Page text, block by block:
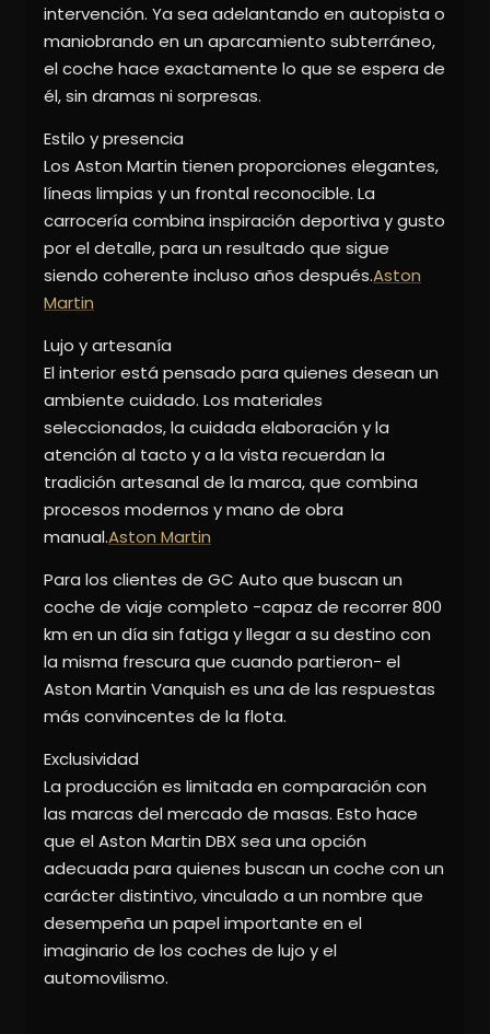
intervención. Ya sea adelantando en autopista o
maniobrando en un aparcamiento subterráneo,
el coche hace exactamente lo que se espera de
él, sin dramas ni sorpresas.
Estilo y presencia
Los Aston Martin tienen proporciones elegantes,
líneas limpias y un frontal reconocible. La
carrocería combina inspiración deportiva y gusto
por el detalle, para un resultado que sigue
siendo coherente incluso años después.Aston
Martin
Lujo y artesanía
El interior está pensado para quienes desean un
ambiente cuidado. Los materiales
seleccionados, la cuidada elaboración y la
atención al tacto y a la vista recuerdan la
tradición artesanal de la marca, que combina
procesos modernos y mano de obra
manual.Aston Martin
Para los clientes de GC Auto que buscan un
coche de viaje completo -capaz de recorrer 800
km en un día sin fatiga y llegar a su destino con
la misma frescura que cuando partieron- el
Aston Martin Vanquish es una de las respuestas
más convincentes de la flota.
Exclusividad
La producción es limitada en comparación con
las marcas del mercado de masas. Esto hace
que el Aston Martin DBX sea una opción
adecuada para quienes buscan un coche con un
carácter distintivo, vinculado a un nombre que
desempeña un papel importante en el
imaginario de los coches de lujo y el
automovilismo.